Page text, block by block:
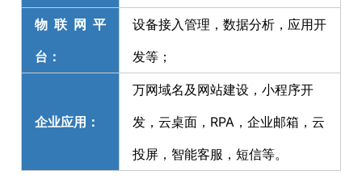
物联网平
台：
设备接入管理，数据分析，应用开
发等；
企业应用：
万网域名及网站建设，小程序开
发，云桌面，RPA，企业邮箱，云
投屏，智能客服，短信等。